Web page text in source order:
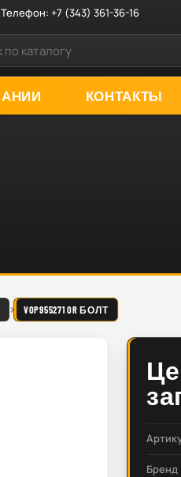
Телефон:+7 (343) 361-36-16
КОНТАКТЫ
VOP955271 OR БОЛТ
Бренд